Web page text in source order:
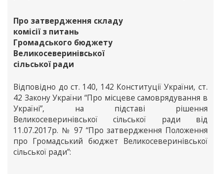
Про затвердження складу
комісії з питань
Громадського бюджету
Великосеверинівської
сільської ради
Відповідно до ст. 140, 142 Конституції України, ст.
42 Закону України “Про місцеве самоврядування в
Україні”, на підставі рішення
Великосеверинівської сільської ради від
11.07.2017р. № 97 “Про затвердження Положення
про Громадський бюджет Великосеверинівської
сільської ради”: